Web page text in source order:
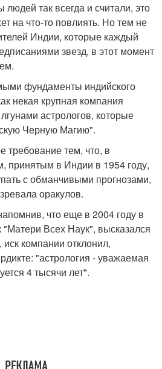
так всегда и считали, это
на что-то повлиять. Но тем не
Индии, которые каждый
звезд, в этот момент
фундаменты индийского
некая крупная компания
астрологов, которые
Черную Магию".
требование тем, что, в
принятым в Индии в 1954 году,
с обманчивыми прогнозами,
оракулов.
что еще в 2004 году в
"Матери Всех Наук", высказался
компании отклонил,
"астрология - уважаемая
4 тысячи лет".